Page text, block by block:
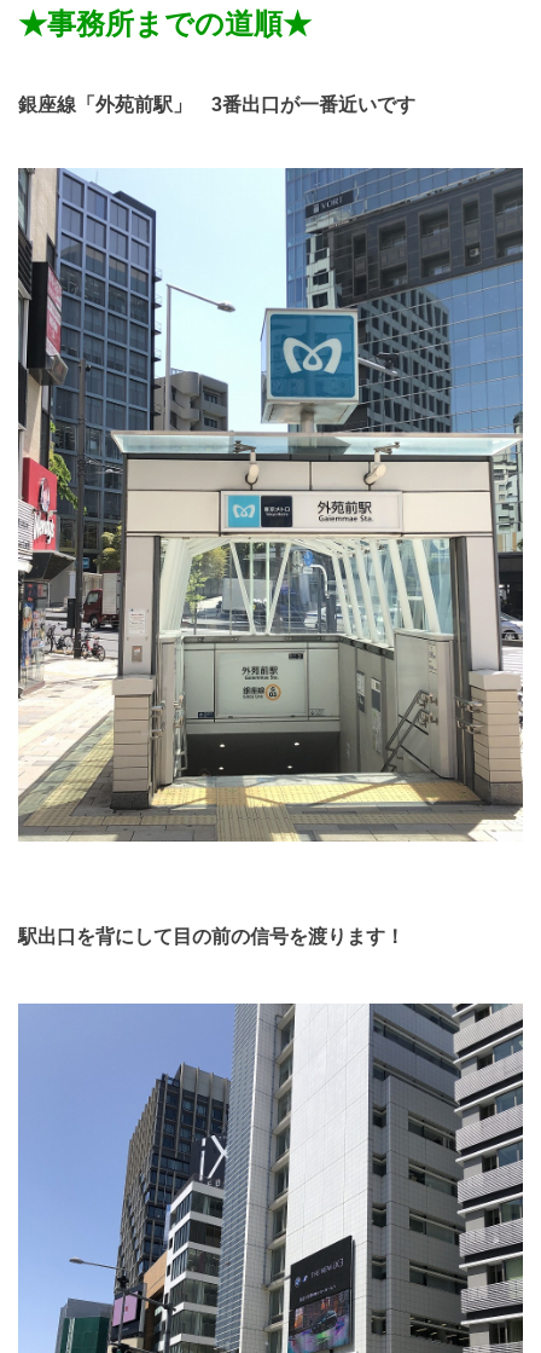
★事務所までの道順★
銀座線「外苑前駅」 3番出口が一番近いです
駅出口を背にして目の前の信号を渡ります！